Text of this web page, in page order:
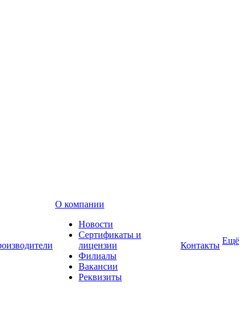
О компании
Новости
Сертификаты и
лицензии
Филиалы
Вакансии
Реквизиты
Контакты Ещё